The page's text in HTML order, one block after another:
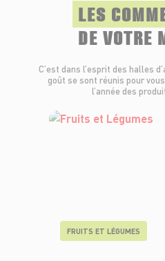
LES
DE VOTRE
C’est dans l’esprit des halles
goût se sont réunis pour
l’année des
FRUITS ET LÉGUMES